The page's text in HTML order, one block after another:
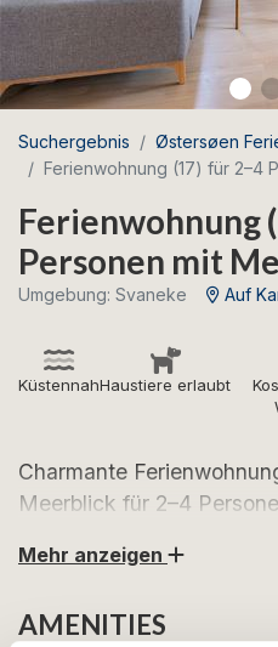
Suchergebnis
Østersøen
Ferienwohnung (17) für 2–4
Ferienwohnung
Personen mit
Umgebung: Svaneke Auf
KüstennahHaustiere erlaubt
Charmante
Meerblick für 2–4
Freuen Sie sich auf schöne
Mehr anzeigen
AMENITIES